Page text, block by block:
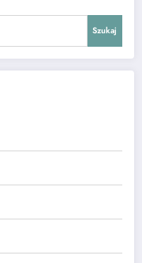
Szukaj